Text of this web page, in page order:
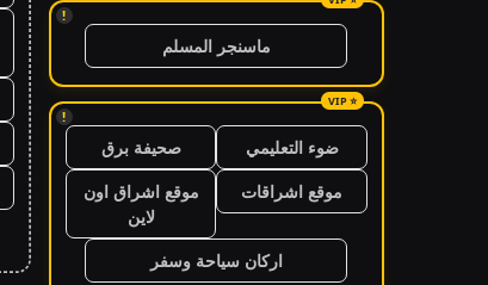
!
ماسنجر المسلم
!
ضوء التعليمي
صحيفة برق
موقع اشراقات
موقع اشراق اون
لاين
اركان سياحة وسفر